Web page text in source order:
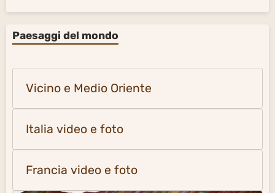
Paesaggi del mondo
Vicino e Medio Oriente
Italia video e foto
Francia video e foto